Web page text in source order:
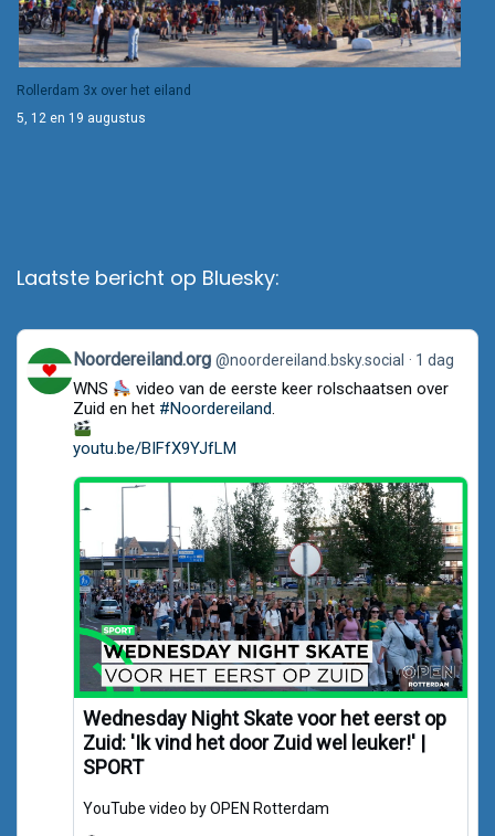
Rollerdam 3x over het eiland
5, 12 en 19 augustus
Laatste bericht op Bluesky:
View
post
by
Noordereiland.org
Noordereiland.org @noordereiland.bsky.social 1 dag
WNS
video van de eerste keer rolschaatsen over
Zuid en het #Noordereiland.
youtu.be/BIFfX9YJfLM
Wednesday Night Skate voor het eerst op
Zuid: 'Ik vind het door Zuid wel leuker!' |
SPORT
YouTube video by OPEN Rotterdam